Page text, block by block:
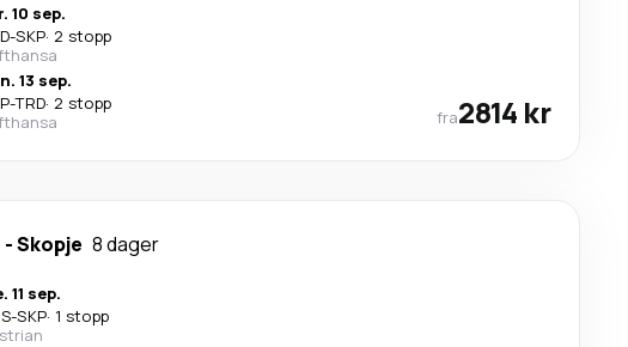
10 sep.
-SKP· 2 stopp
13 sep.
-TRD· 2 stopp
fra2814 kr
-Skopje 8 dager
11 sep.
-SKP· 1 stopp